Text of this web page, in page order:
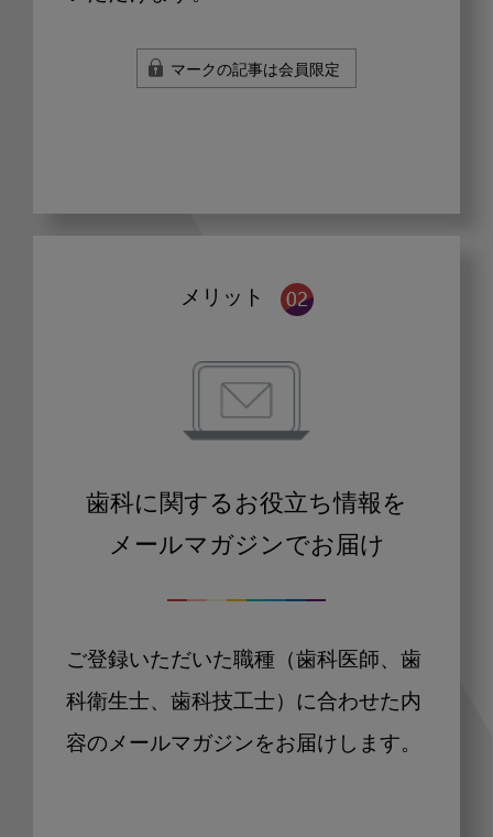
マークの記事は会員限定
メリット
歯科に関するお役立ち情報を
メールマガジンでお届け
ご登録いただいた職種（歯科医師、歯
科衛生士、歯科技工士）に合わせた内
容のメールマガジンをお届けします。